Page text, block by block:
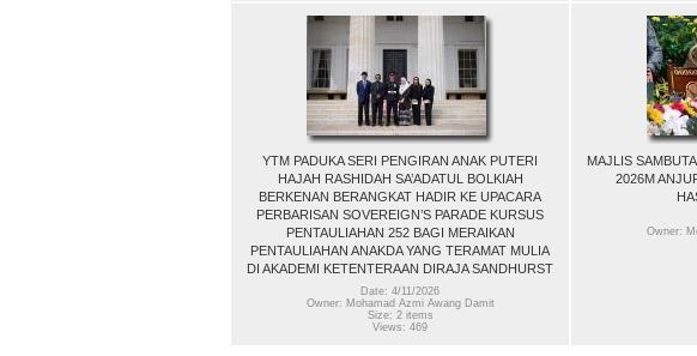
YTM PADUKA SERI PENGIRAN ANAK PUTERI
HAJAH RASHIDAH SA’ADATUL BOLKIAH
BERKENAN BERANGKAT HADIR KE UPACARA
PERBARISAN SOVEREIGN’S PARADE KURSUS
PENTAULIAHAN 252 BAGI MERAIKAN
PENTAULIAHAN ANAKDA YANG TERAMAT MULIA
DI AKADEMI KETENTERAAN DIRAJA SANDHURST
Date: 4/11/2026
Owner: Mohamad Azmi Awang Damit
Size: 2 items
Views: 469
MAJLIS
2026M
Owner: